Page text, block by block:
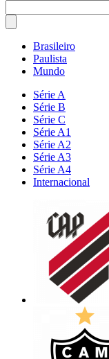
Brasileiro
Paulista
Mundo
Série A
Série B
Série C
Série A1
Série A2
Série A3
Série A4
Internacional